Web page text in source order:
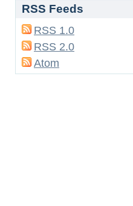
RSS Feeds
RSS 1.0
RSS 2.0
Atom